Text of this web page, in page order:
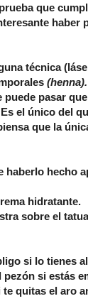
que
haber
técnica
(henna).
pasar
el único del
que la
haberlo hecho
hidratante.
sobre el
si lo tienes
pezón si estás
quitas el aro